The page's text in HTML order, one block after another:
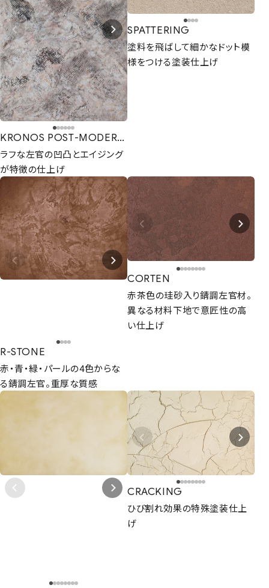
KRONOS POST-MODERNO
ラフな左官の凹凸とエイジング
が特徴の仕上げ
SPATTERING
塗料を飛ばして細かなドット模
様をつける塗装仕上げ
R-STONE
赤・青・緑・パールの4色からな
る錆調左官。重厚な質感
CORTEN
赤茶色の珪砂入り錆調左官材。
異なる材料下地で意匠性の高
い仕上げ
CRACKING
ひび割れ効果の特殊塗装仕上
げ